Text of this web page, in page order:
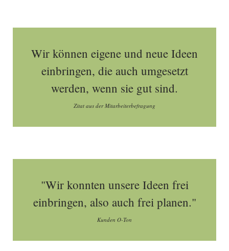
Wir können eigene und neue Ideen
einbringen, die auch umgesetzt
werden, wenn sie gut sind.
Zitat aus der Mitarbeiterbefragung
"Wir konnten unsere Ideen frei
einbringen, also auch frei planen."
Kunden O-Ton